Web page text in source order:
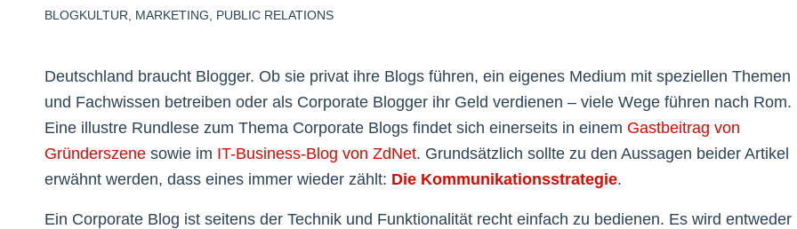
BLOGKULTUR MARKETING PUBLIC RELATIONS
Deutschland braucht Blogger. Ob sie privat ihre Blogs führen, ein eigenes Medium mit speziellen Themen
und Fachwissen betreiben oder als Corporate Blogger ihr Geld verdienen – viele Wege führen nach Rom.
Eine illustre Rundlese zum Thema Corporate Blogs findet sich einerseits in einem Gastbeitrag von
Gründerszene sowie im IT-Business-Blog von ZdNet. Grundsätzlich sollte zu den Aussagen beider Artikel
erwähnt werden, dass eines immer wieder zählt: Die Kommunikationsstrategie.
Ein Corporate Blog ist seitens der Technik und Funktionalität recht einfach zu bedienen. Es wird entweder